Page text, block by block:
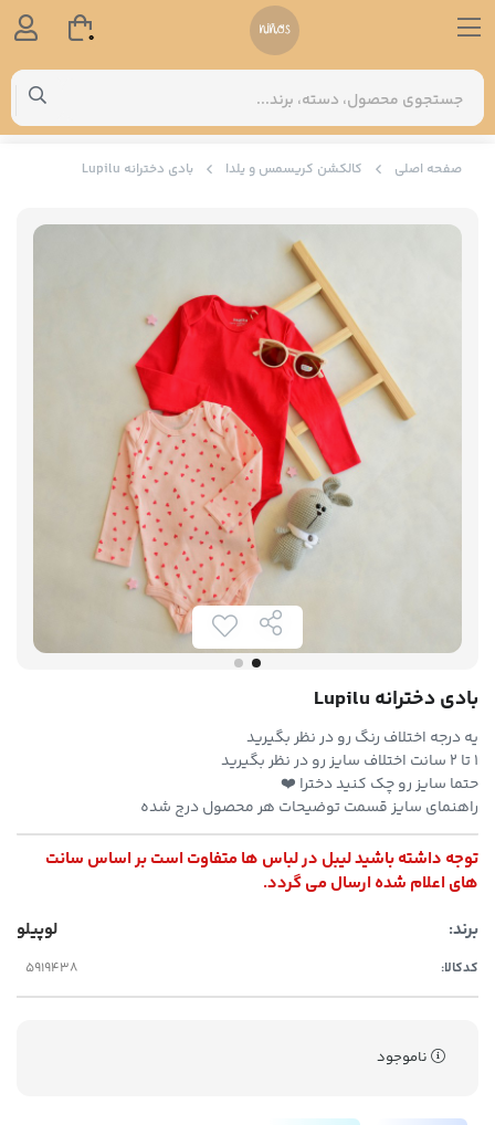
صفحه اصلی کالکشن کریسمس و یلدا بادی دخترانه Lupilu
بادی دخترانه Lupilu
یه درجه اختلاف رنگ رو در نظر بگیرید
۱ تا ۲ سانت اختلاف سایز رو در نظر بگیرید
حتما سایز رو چک کنید دخترا ❤️
راهنمای سایز قسمت توضیحات هر محصول درج شده
توجه داشته باشید لیبل در لباس ها متفاوت است بر اساس سانت
های اعلام شده ارسال می گردد.
برند:
لوپیلو
کدکالا:
ناموجود
0